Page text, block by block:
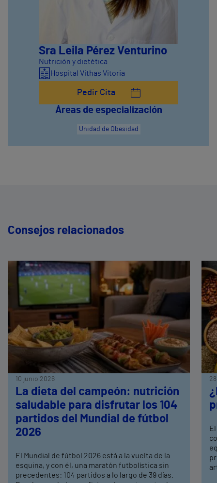
Sra Leila Pérez Venturino
Nutrición y dietética
Hospital Vithas Vitoria
Pedir Cita
Áreas de especialización
Unidad de Obesidad
Consejos relacionados
10 junio 2026
La dieta del campeón: nutrición
saludable para disfrutar los 104
partidos del Mundial de fútbol
2026
El Mundial de fútbol 2026 está a la vuelta de la
esquina, y con él, una maratón futbolística sin
precedentes: 104 partidos a lo largo de 39 días.